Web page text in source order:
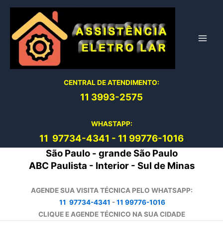
conteúdo
CENTRAL DE ATENDIMENTO:
11 3993-2575
WHASTAPP:
11 97734-4341 - 11 99776-1016
São Paulo - grande São Paulo
ABC Paulista - Interior - Sul de Minas
AGENDE SUA VISITA TÉCNICA PELO WHATSAPP:
11 97734-4341 -11 99776-1016
CLIQUE E AGENDE TÉCNICO NA SUA CIDADE